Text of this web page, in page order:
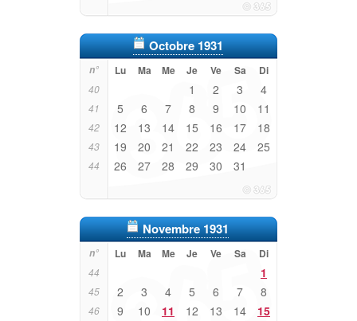
Octobre 1931
n° Lu Ma Me Je Ve Sa Di
40 1 2 3 4
41 5 6 7 8 9 10 11
42 12 13 14 15 16 17 18
43 19 20 21 22 23 24 25
44 26 27 28 29 30 31
Novembre 1931
n° Lu Ma Me Je Ve Sa Di
44 1
45 2 3 4 5 6 7 8
46 9 10 11 12 13 14 15